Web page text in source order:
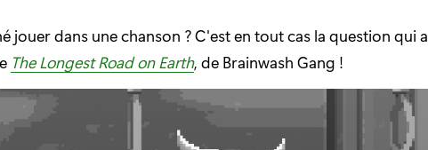
e
:
jouer dans une chanson ? C'est en tout cas la question qui a
The Longest Road on Earth, de Brainwash Gang !